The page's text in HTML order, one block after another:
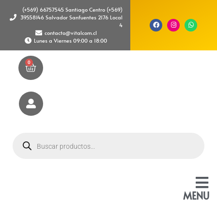
(+569) 66757545 Santiago Centro (+569)
39558146 Salvador Sanfuentes 2176 Local
4
contacto@vitalcom.cl
Lunes a Viernes 09:00 a 18:00
MENU
0